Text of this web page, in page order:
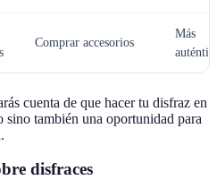
Comprar accesorios
Más
cuenta de que hacer tu disfraz en
sino también una oportunidad para
disfraces